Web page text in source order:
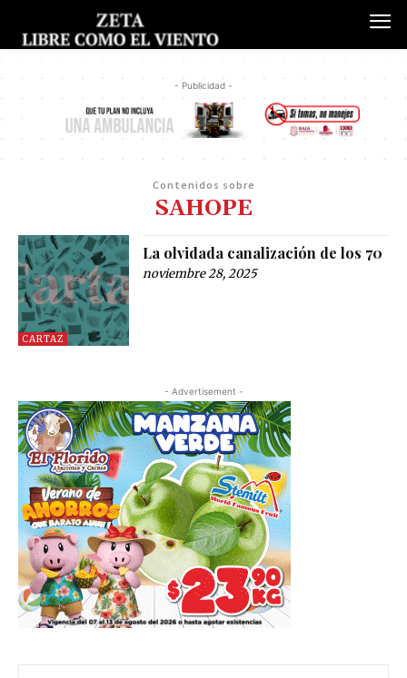
- Publicidad -
Contenidos sobre
SAHOPE
CARTAZ
La olvidada canalización de los 70
noviembre 28, 2025
- Advertisement -